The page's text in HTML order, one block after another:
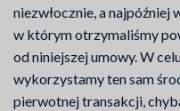
niezwłocznie, a najpóźniej
w którym otrzymaliśmy
od niniejszej umowy. W
wykorzystamy ten sam
pierwotnej transakcji,